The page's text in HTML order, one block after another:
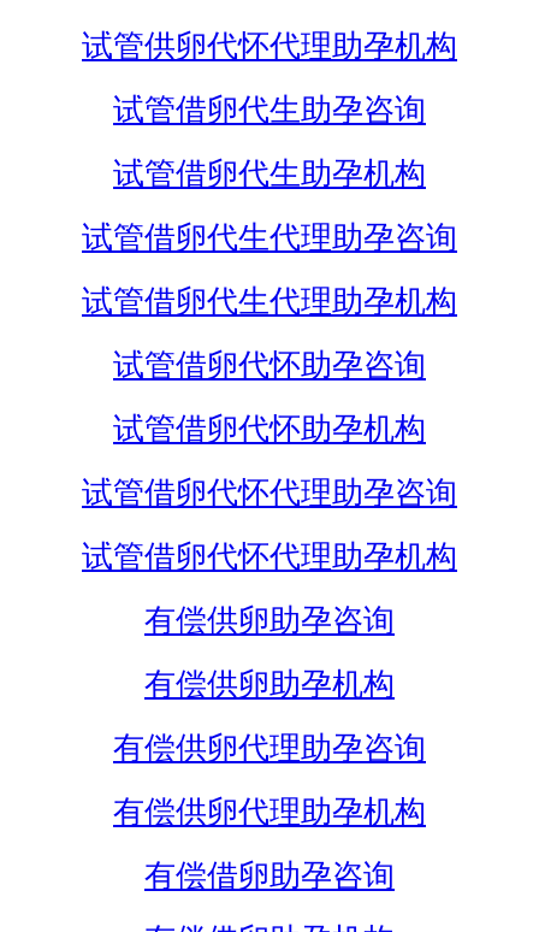
试管供卵代怀代理助孕机构
试管借卵代生助孕咨询
试管借卵代生助孕机构
试管借卵代生代理助孕咨询
试管借卵代生代理助孕机构
试管借卵代怀助孕咨询
试管借卵代怀助孕机构
试管借卵代怀代理助孕咨询
试管借卵代怀代理助孕机构
有偿供卵助孕咨询
有偿供卵助孕机构
有偿供卵代理助孕咨询
有偿供卵代理助孕机构
有偿借卵助孕咨询